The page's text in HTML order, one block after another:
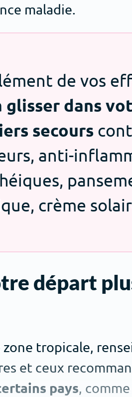
maladie.
de vos
glisser dans
secours
anti-
crème
départ
tropicale,
et ceux
pays,